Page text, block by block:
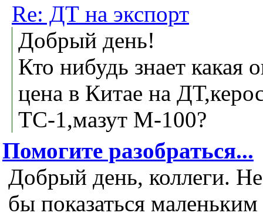
Re: ДТ на экспорт
Добрый день!
Кто нибудь знает какая
цена в Китае на
ТС-1,мазут М-100?
Помогите разобраться...
Добрый день, коллеги.
бы показаться маленьким